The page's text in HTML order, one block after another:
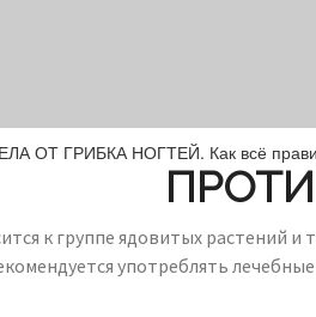
ОТ ГРИБКА НОГТЕЙ. Как всё
к группе ядовитых растений
употреблять